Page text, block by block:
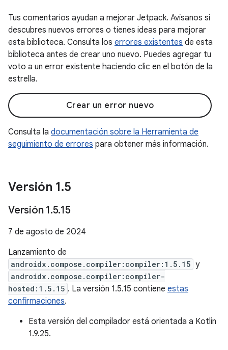
Tus comentarios ayudan a mejorar Jetpack. Avísanos si
descubres nuevos errores o tienes ideas para mejorar
esta biblioteca. Consulta los errores existentes de esta
biblioteca antes de crear uno nuevo. Puedes agregar tu
voto a un error existente haciendo clic en el botón de la
estrella.
Crear un error nuevo
Consulta la documentación sobre la Herramienta de
seguimiento de errores para obtener más información.
Versión 1.5
Versión 1.5.15
7 de agosto de 2024
Lanzamiento de
androidx.compose.compiler:compiler:1.5.15 y
androidx.compose.compiler:compiler-
hosted:1.5.15 . La versión 1.5.15 contiene estas
confirmaciones.
Esta versión del compilador está orientada a Kotlin
1.9.25.